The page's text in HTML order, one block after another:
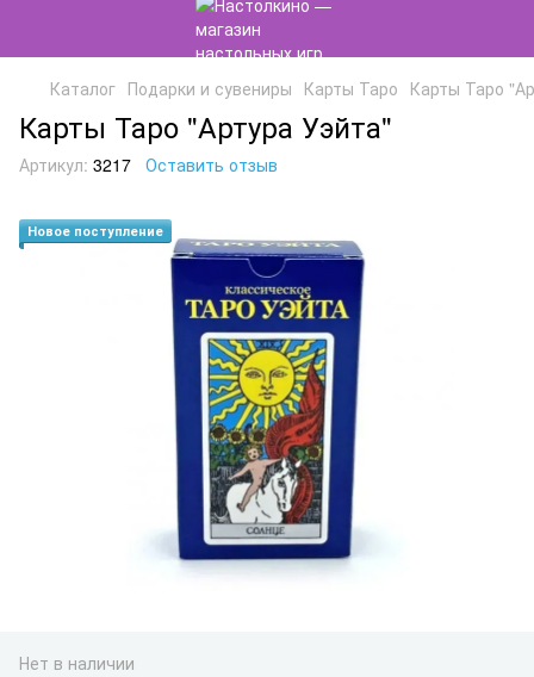
Каталог Подарки и сувениры Карты Таро Карты Таро
Карты Таро "Артура Уэйта"
Артикул: 3217 Оставить отзыв
Новое поступление
Нет в наличии